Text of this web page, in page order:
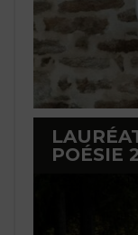
POÉSIE